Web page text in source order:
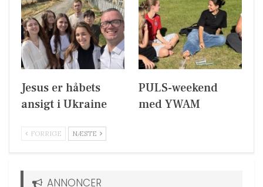
Jesus er håbets
ansigt i Ukraine
PULS-weekend
med YWAM
FORRIGE NÆSTE
ANNONCER